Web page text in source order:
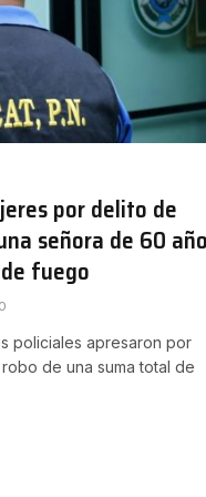
por delito de
señora de 60
fuego
0
policiales apresaron por
de una suma total de